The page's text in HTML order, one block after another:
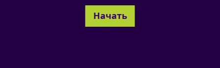
Начать